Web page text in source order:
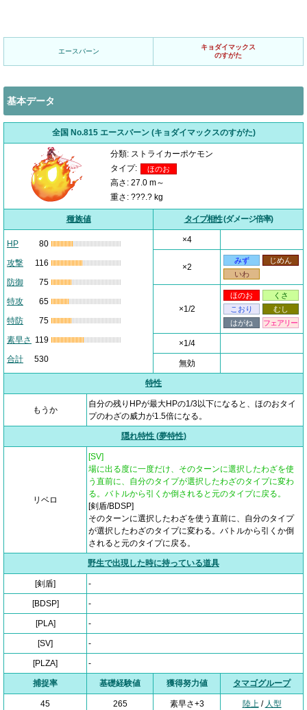
エースバーン
キョダイマックス
のすがた
基本データ
全国 No.815 エースバーン (キョダイマックスのすがた)
分類: ストライカーポケモン
タイプ:
ほのお
高さ: 27.0 m～
重さ: ???.? kg
種族値 タイプ相性(ダメージ倍率)
HP
80
攻撃
116
防御
75
特攻
65
特防
75
素早さ 119
合計
530
×4
×2
みず
じめん
いわ
×1/2
ほのお
くさ
こおり
むし
はがね
フェアリー
×1/4
無効
特性
もうか
自分の残りHPが最大HPの1/3以下になると、ほのおタイ
プのわざの威力が1.5倍になる。
隠れ特性 (夢特性)
リベロ
[SV]
場に出る度に一度だけ、そのターンに選択したわざを使
う直前に、自分のタイプが選択したわざのタイプに変わ
る。バトルから引くか倒されると元のタイプに戻る。
[剣盾/BDSP]
そのターンに選択したわざを使う直前に、自分のタイプ
が選択したわざのタイプに変わる。バトルから引くか倒
されると元のタイプに戻る。
野生で出現した時に持っている道具
[剣盾] -
[BDSP] -
[PLA] -
[SV] -
[PLZA] -
捕捉率 基礎経験値 獲得努力値 タマゴグループ
45 265 素早さ+3 陸上/ 人型